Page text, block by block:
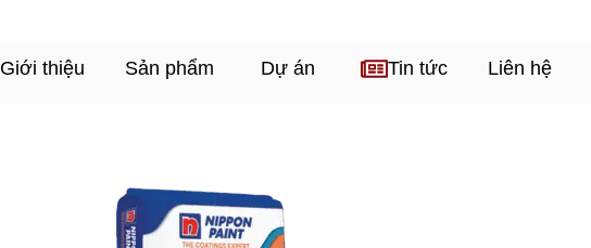
Giới thiệu Sản phẩm Dự án Tin tức Liên hệ